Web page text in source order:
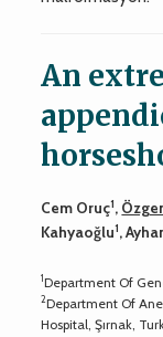
An
Cem Oruç1,
Kahyaoğlu1,
1Department Of
2Department Of
Hospital, Şırnak,